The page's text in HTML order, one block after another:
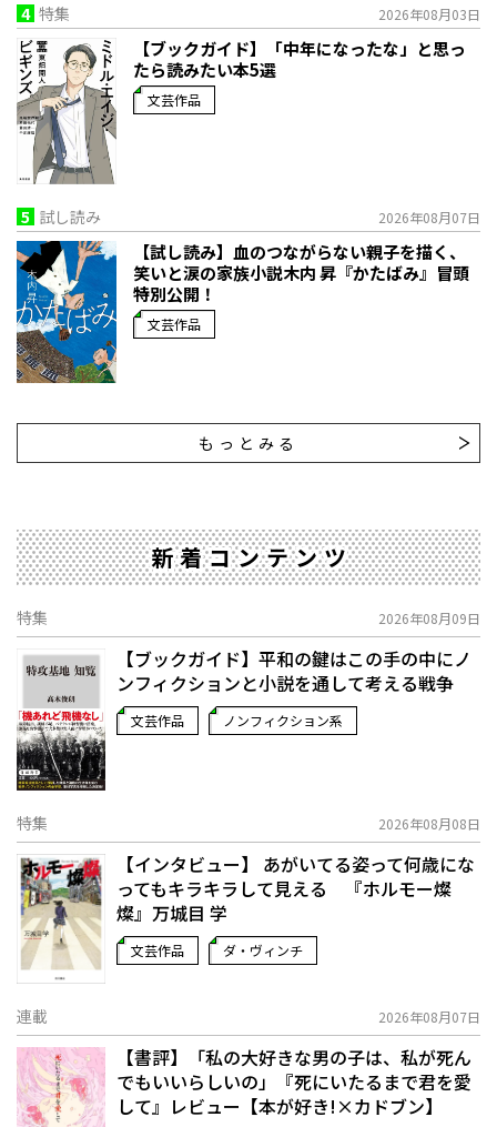
4 特集 2026年08月03日
【ブックガイド】「中年になったな」と思っ
たら読みたい本5選
文芸作品
5 試し読み 2026年08月07日
【試し読み】血のつながらない親子を描く、
笑いと涙の家族小説――木内 昇『かたばみ』冒頭
特別公開！
文芸作品
もっとみる
新着コンテンツ
特集 2026年08月09日
【ブックガイド】平和の鍵はこの手の中に――ノ
ンフィクションと小説を通して考える戦争
文芸作品 ノンフィクション系
特集 2026年08月08日
【インタビュー】 あがいてる姿って何歳にな
ってもキラキラして見える 『ホルモー燦
燦』万城目 学
文芸作品 ダ・ヴィンチ
連載 2026年08月07日
【書評】「私の大好きな男の子は、私が死ん
でもいいらしいの」――『死にいたるまで君を愛
して』レビュー【本が好き!×カドブン】